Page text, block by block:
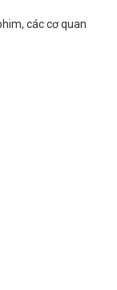
các cơ quan